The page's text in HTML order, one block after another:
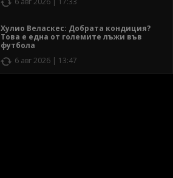
Хулио Веласкес: Добрата кондиция?
Това е една от големите лъжи във
футбола
6 авг 2026 | 13:47